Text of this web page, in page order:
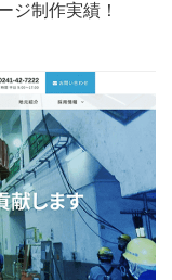
ジ制作実績！